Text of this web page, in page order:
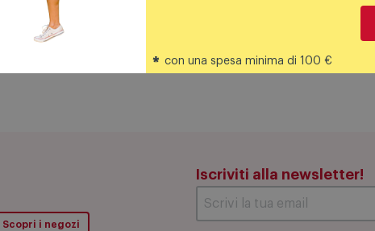
Iscriviti alla newsletter!
* con una spesa minima di 100 €